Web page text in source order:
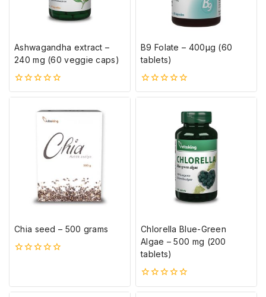
Ashwagandha extract –
240 mg (60 veggie caps)
0
5-
B9 Folate – 400µg (60
tablets)
0
5-
Chia seed – 500 grams
Chlorella Blue-Green
Algae – 500 mg (200
tablets)
0
5-